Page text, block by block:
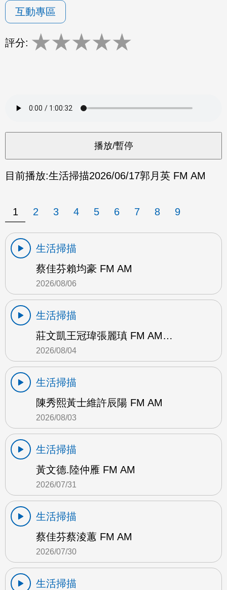
互動專區
評分: ★★★★★
目前播放:生活掃描2026/06/17郭月英 FM AM
1 2 3 4 5 6 7 8 9
生活掃描
蔡佳芬賴均豪 FM AM
2026/08/06
生活掃描
莊文凱王冠瑋張麗瑱 FM AM…
2026/08/04
生活掃描
陳秀熙黃士維許辰陽 FM AM
2026/08/03
生活掃描
黃文德.陸仲雁 FM AM
2026/07/31
生活掃描
蔡佳芬蔡淩蕙 FM AM
2026/07/30
生活掃描